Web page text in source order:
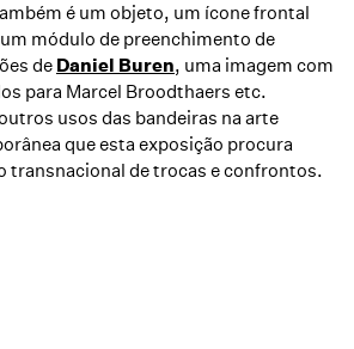
é um objeto, um ícone frontal
módulo de preenchimento de
de Daniel Buren, uma imagem com
para Marcel Broodthaers etc.
usos das bandeiras na arte
que esta exposição procura
transnacional de trocas e confrontos.